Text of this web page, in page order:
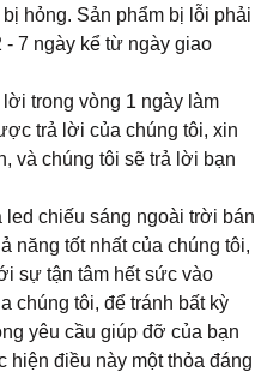
hỏng. Sản phẩm bị lỗi phải
7 ngày kể từ ngày giao
trong vòng 1 ngày làm
trả lời của chúng tôi, xin
và chúng tôi sẽ trả lời bạn
led chiếu sáng ngoài trời bán
năng tốt nhất của chúng tôi,
sự tận tâm hết sức vào
chúng tôi, để tránh bất kỳ
yêu cầu giúp đỡ của bạn
hiện điều này một thỏa đáng